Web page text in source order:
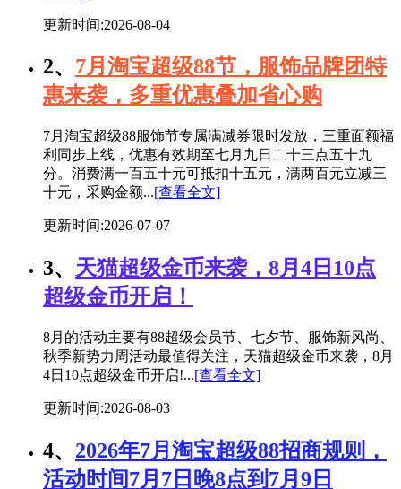
更新时间:2026-08-04
2、 7月淘宝超级88节，服饰品牌团特
惠来袭，多重优惠叠加省心购
7月淘宝超级88服饰节专属满减券限时发放，三重面额福
利同步上线，优惠有效期至七月九日二十三点五十九
分。消费满一百五十元可抵扣十五元，满两百元立减三
十元，采购金额...[查看全文]
更新时间:2026-07-07
3、 天猫超级金币来袭，8月4日10点
超级金币开启！
8月的活动主要有88超级会员节、七夕节、服饰新风尚、
秋季新势力周活动最值得关注，天猫超级金币来袭，8月
4日10点超级金币开启!...[查看全文]
更新时间:2026-08-03
4、 2026年7月淘宝超级88招商规则，
活动时间7月7日晚8点到7月9日